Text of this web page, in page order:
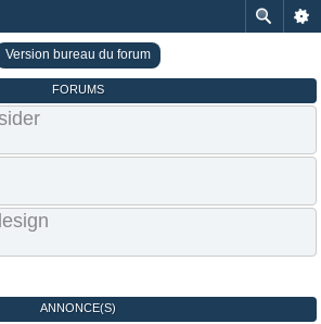
Version bureau du forum
FORUMS
ANNONCE(S)